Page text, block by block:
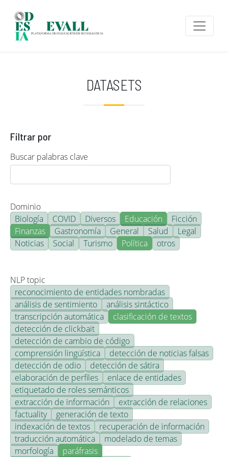
DATASETS
Filtrar por
Buscar palabras clave
Dominio
Biología
COVID Diversos Educación
Ficción
Finanzas
Gastronomía General Salud
Legal
Noticias
Social Turismo Política otros
NLP topic
reconocimiento de entidades nombradas
análisis de sentimiento
análisis sintáctico
transcripción automática
clasificación de textos
detección de clickbait
detección de cambio de código
comprensión lingüística
detección de noticias falsas
detección de odio
detección de sátira
elaboración de perfiles
enlace de entidades
etiquetado de roles semánticos
extracción de información
extracción de relaciones
factuality
generación de texto
indexación de textos
recuperación de información
traducción automática
modelado de temas
morfología
paráfrasis